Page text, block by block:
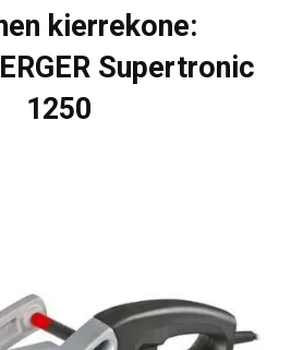
kierrekone:
Supertronic
1250